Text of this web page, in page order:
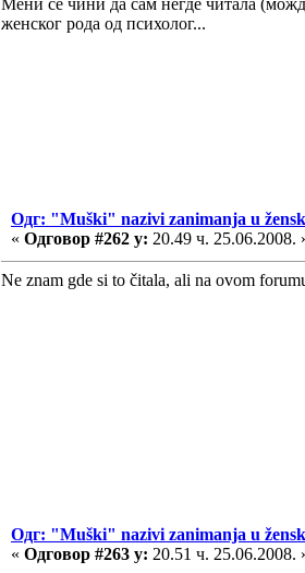
женског рода од психолог...
Одг: "Muški" nazivi zanimanja u
« Одговор #262 у: 20.49 ч. 25.06.2008.
Ne znam gde si to čitala, ali na ovom
Одг: "Muški" nazivi zanimanja u
« Одговор #263 у: 20.51 ч. 25.06.2008.